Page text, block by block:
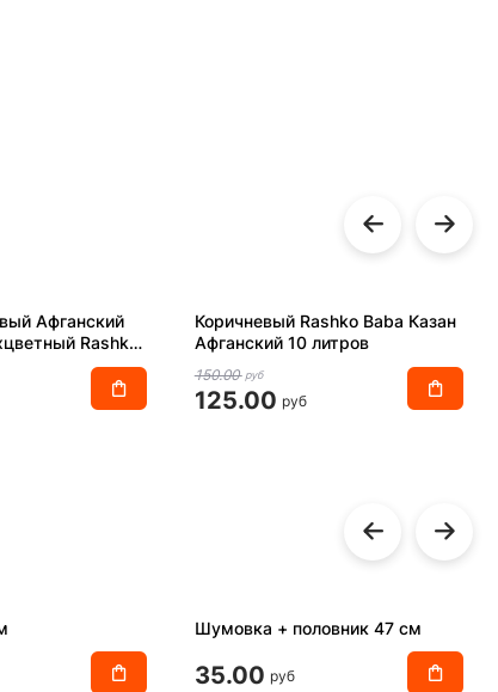
Афганский
Rashko
Коричневый Rashko Baba Казан
Афганский 10 литров
150.00 руб
125.00 руб
Шумовка + половник 47 см
35.00 руб